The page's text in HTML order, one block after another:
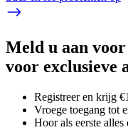
Meld u aan
voor exclusieve
Registreer en krijg
Vroege toegang tot
Hoor als eerste